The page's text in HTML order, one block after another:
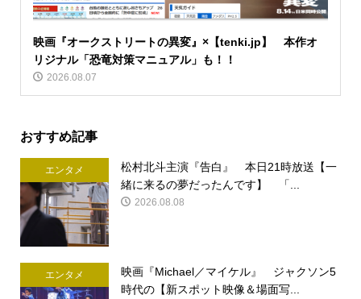
映画『オークストリートの異変』×【tenki.jp】 本作オ
リジナル「恐竜対策マニュアル」も！！
2026.08.07
おすすめ記事
エンタメ
松村北斗主演『告白』 本日21時放送【一
緒に来るの夢だったんです】 「...
2026.08.08
エンタメ
映画『Michael／マイケル』 ジャクソン5
時代の【新スポット映像＆場面写...